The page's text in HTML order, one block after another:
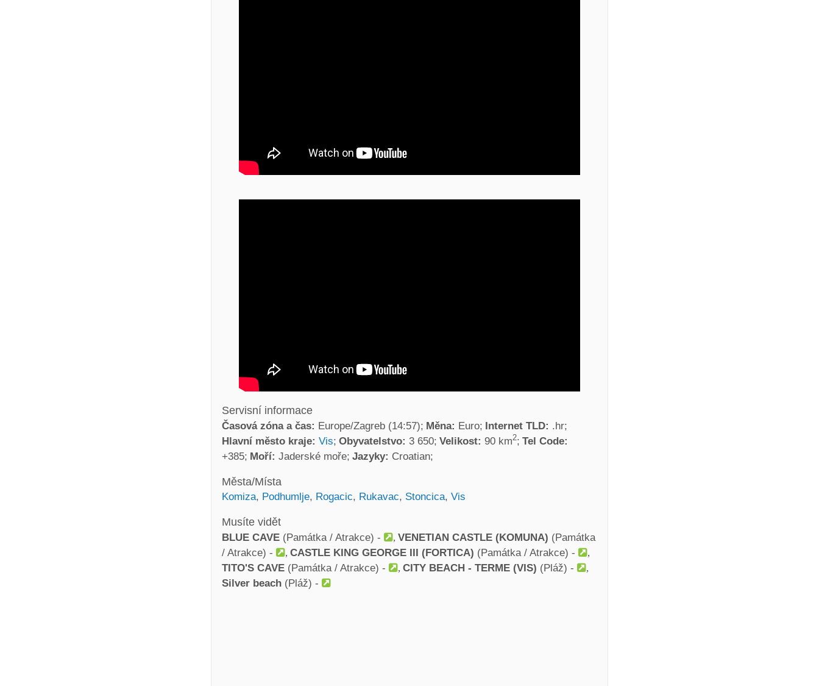
Servisní informace
Časová zóna a čas: Europe/Zagreb (14:57) Měna: Euro Internet TLD: .hr
Hlavní město kraje: Vis Obyvatelstvo: 3 650 Velikost: 90 km2 Tel Code:
+385 Moří: Jaderské moře Jazyky: Croatian
Města/Místa
Komiza, Podhumlje, Rogacic, Rukavac, Stoncica, Vis
Musíte vidět
BLUE CAVE (Památka / Atrakce) - VENETIAN CASTLE (KOMUNA) (Památka
/ Atrakce) -
CASTLE KING GEORGE III (FORTICA) (Památka / Atrakce) -
TITO'S CAVE (Památka / Atrakce) - CITY BEACH - TERME (VIS) (Pláž) -
Silver beach (Pláž) -